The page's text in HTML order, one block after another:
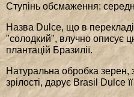
Ступінь обсмаження:
Назва Dulce, що в перекладі
"солодкий", влучно описує
плантацій Бразилії.
Натуральна обробка зерен,
зрілості, дарує Brasil Dulce